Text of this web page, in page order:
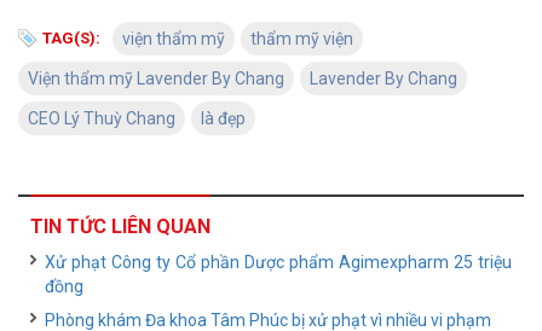
TAG(S): viện thẩm mỹ thẩm mỹ viện
Viện thẩm mỹ Lavender By Chang Lavender By Chang
CEO Lý Thuỳ Chang là đẹp
TIN TỨC LIÊN QUAN
Xử phạt Công ty Cổ phần Dược phẩm Agimexpharm 25 triệu
đồng
Phòng khám Đa khoa Tâm Phúc bị xử phạt vì nhiều vi phạm